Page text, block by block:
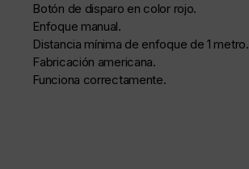
Botón de disparo en color rojo.
Enfoque manual.
Distancia mínima de enfoque de 1 metro.
Fabricación americana.
Funciona correctamente.